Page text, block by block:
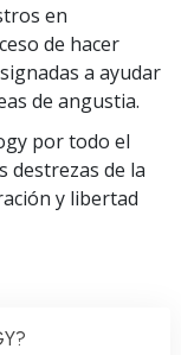
en
de hacer
a ayudar
de angustia.
por todo el
destrezas de la
y libertad